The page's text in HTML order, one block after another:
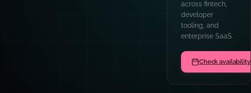
teams: AI
patterns, prompt
engineering,
TypeScript,
architecture, and
code quality